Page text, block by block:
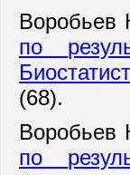
Воробьев
по
(68).
Воробьев
по